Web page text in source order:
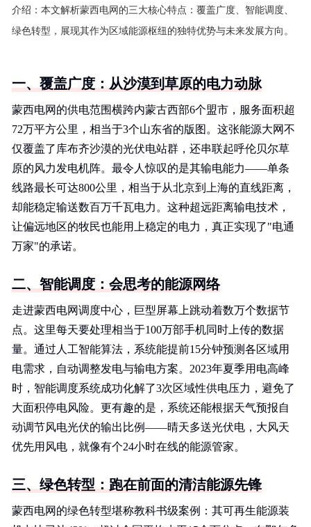
介绍： 本文解析蒙西电网的三大核心特点：覆盖广度、智能调度、
绿色转型，展现其作为区域能源枢纽的独特优势与未来发展方向。
一、覆盖广度：从沙漠到草原的电力动脉
蒙西电网的供电范围横跨内蒙古西部6个盟市，服务面积超
72万平方公里，相当于3个山东省的版图。这张能源大网不
仅覆盖了库布齐沙漠的光伏电站群，还串联起呼伦贝尔草
原的风力发电机阵。最令人惊叹的是其输电能力——单条
线路最长可达800公里，相当于从北京到上海的直线距离，
却能稳定输送数百万千瓦电力。这种超远距离输电技术，
让偏远地区的牧民也能用上稳定的电力，真正实现了"电通
万家"的承诺。
二、智能调度：会思考的能源网络
走进蒙西电网调度中心，巨型屏幕上跳动着数万个数据节
点。这里每天要处理相当于100万部手机同时上传的数据
量。通过人工智能算法，系统能提前15分钟预测各区域用
电需求，自动调整发电与输电方案。2023年夏季用电高峰
时，智能调度系统成功化解了3次区域性供电压力，避免了
大面积停电风险。更有趣的是，系统还能根据天气预报自
动调节风电光伏的输出比例——晴天多送光伏电，大风天
优先用风电，就像有个24小时在线的能源管家。
三、绿色转型：跑在前面的清洁能源先锋
蒙西电网的绿色转型堪称教科书级案例：其可再生能源装